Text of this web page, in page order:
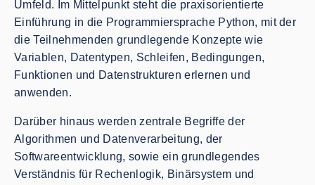
Umfeld. Im Mittelpunkt steht die praxisorientierte
Einführung in die Programmiersprache Python, mit der
die Teilnehmenden grundlegende Konzepte wie
Variablen, Datentypen, Schleifen, Bedingungen,
Funktionen und Datenstrukturen erlernen und
anwenden.
Darüber hinaus werden zentrale Begriffe der
Algorithmen und Datenverarbeitung, der
Softwareentwicklung, sowie ein grundlegendes
Verständnis für Rechenlogik, Binärsystem und